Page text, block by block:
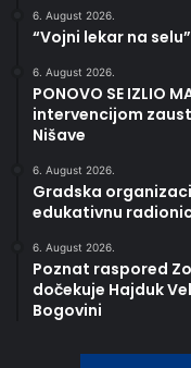
6. August 2026.
“Vojni lekar na
6. August 2026.
PONOVO SE IZLIO
intervencijom
Nišave
6. August 2026.
Gradska
edukativnu
6. August 2026.
Poznat raspored
dočekuje Hajduk
Bogovini